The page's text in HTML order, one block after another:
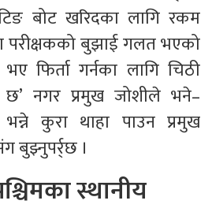
बोट खरिदका लागि रकम
परीक्षकको बुझाई गलत भएको
फिर्ता गर्नका लागि चिठी
नगर प्रमुख जोशीले भने–
भन्ने कुरा थाहा पाउन प्रमुख
बुझ्नुपर्र्छ ।
स्थानीय